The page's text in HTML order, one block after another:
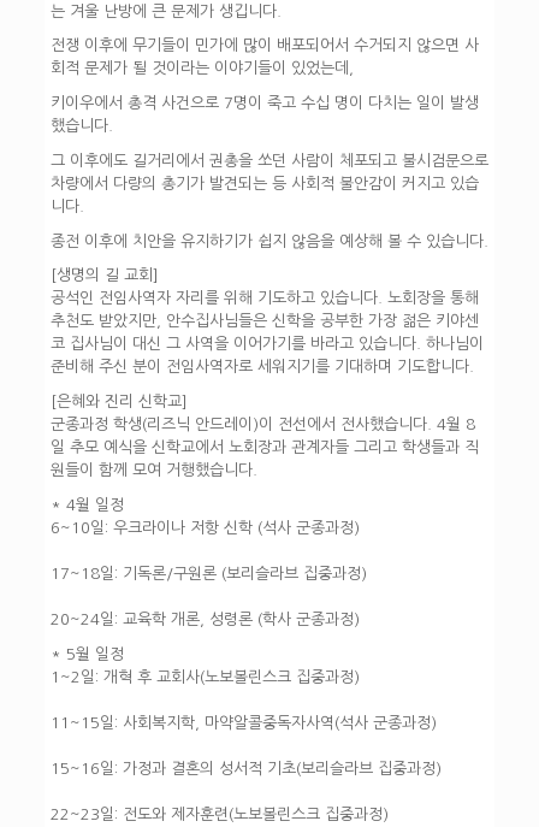
는 겨울 난방에 큰 문제가 생깁니다.
전쟁 이후에 무기들이 민가에 많이 배포되어서 수거되지 않으면 사
회적 문제가 될 것이라는 이야기들이 있었는데,
키이우에서 총격 사건으로 7명이 죽고 수십 명이 다치는 일이 발생
했습니다.
그 이후에도 길거리에서 권총을 쏘던 사람이 체포되고 불시검문으로
차량에서 다량의 총기가 발견되는 등 사회적 불안감이 커지고 있습
니다.
종전 이후에 치안을 유지하기가 쉽지 않음을 예상해 볼 수 있습니다.
[생명의 길 교회]
공석인 전임사역자 자리를 위해 기도하고 있습니다. 노회장을 통해
추천도 받았지만, 안수집사님들은 신학을 공부한 가장 젊은 키야센
코 집사님이 대신 그 사역을 이어가기를 바라고 있습니다. 하나님이
준비해 주신 분이 전임사역자로 세워지기를 기대하며 기도합니다.
[은혜와 진리 신학교]
군종과정 학생(리즈닉 안드레이)이 전선에서 전사했습니다. 4월 8
일 추모 예식을 신학교에서 노회장과 관계자들 그리고 학생들과 직
원들이 함께 모여 거행했습니다.
* 4월 일정
6~10일: 우크라이나 저항 신학 (석사 군종과정)
17~18일: 기독론/구원론 (보리슬라브 집중과정)
20~24일: 교육학 개론, 성령론 (학사 군종과정)
* 5월 일정
1~2일: 개혁 후 교회사(노보볼린스크 집중과정)
11~15일: 사회복지학, 마약알콜중독자사역(석사 군종과정)
15~16일: 가정과 결혼의 성서적 기초(보리슬라브 집중과정)
22~23일: 전도와 제자훈련(노보볼린스크 집중과정)